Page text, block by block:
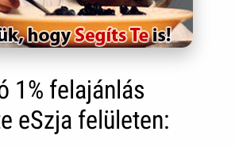
1% felajánlás
eSzja felületen: